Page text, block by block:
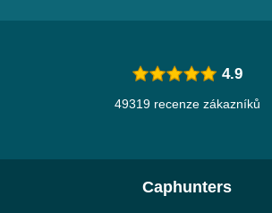
4.9
49319 recenze zákazníků
Caphunters